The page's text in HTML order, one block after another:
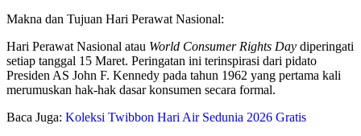
Makna dan Tujuan Hari Perawat Nasional:
Hari Perawat Nasional atau World Consumer Rights Day diperingati
setiap tanggal 15 Maret. Peringatan ini terinspirasi dari pidato
Presiden AS John F. Kennedy pada tahun 1962 yang pertama kali
merumuskan hak-hak dasar konsumen secara formal.
Baca Juga: Koleksi Twibbon Hari Air Sedunia 2026 Gratis